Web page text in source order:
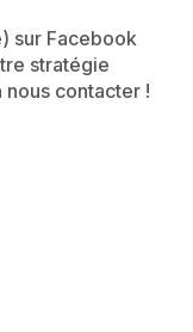
sur Facebook
stratégie
nous contacter !